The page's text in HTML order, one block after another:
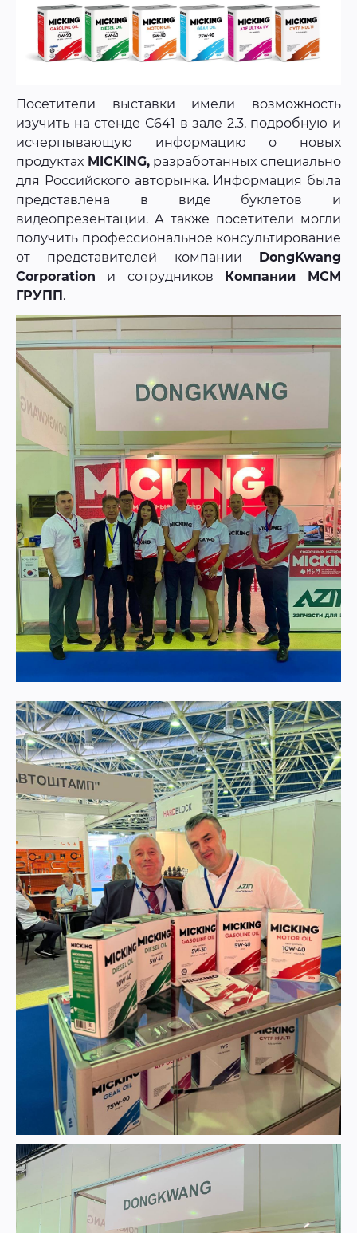
Посетители выставки имели возможность
изучить на стенде С641 в зале 2.3. подробную и
исчерпывающую информацию о новых
продуктах MICKING,разработанных специально
для Российского авторынка. Информация была
представлена в виде буклетов и
видеопрезентации. А также посетители могли
получить профессиональное консультирование
от представителей компании DongKwang
Corporation и сотрудников Компании МСМ
ГРУПП.